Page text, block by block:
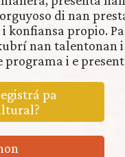
di nan
konfiansa propio.
nan talentonan
i e
pa